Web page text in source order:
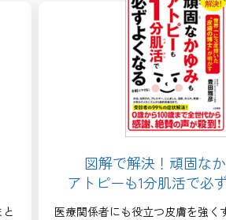
図解で解決！頑固な
アトピーも1分肌活で必
医療関係者にも役立つ皮膚を強く